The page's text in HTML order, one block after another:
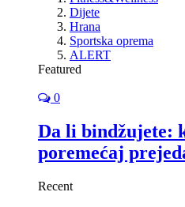
Dijete
Hrana
Sportska oprema
ALERT
Featured
0
Da li bindžujete:
poremećaj
Recent